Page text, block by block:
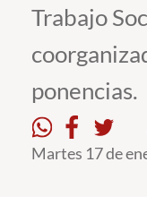
Pregrado
Formación Continua
Estudiantes
Trabajo
ponencias.
Martes 17 de